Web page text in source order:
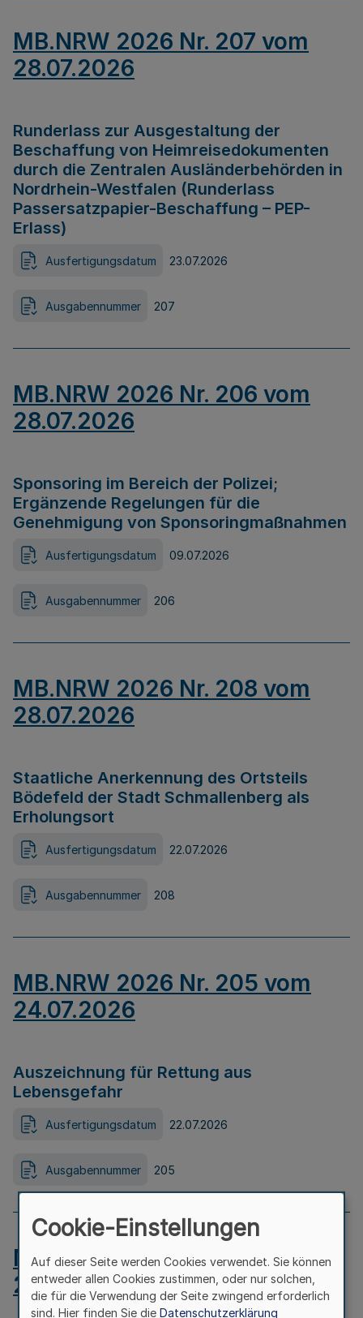
MB.NRW 2026 Nr. 207 vom
28.07.2026
Runderlass zur Ausgestaltung der
Beschaffung von Heimreisedokumenten
durch die Zentralen Ausländerbehörden in
Nordrhein-Westfalen (Runderlass
Passersatzpapier-Beschaffung – PEP-
Erlass)
Ausfertigungsdatum 23.07.2026
Ausgabennummer 207
MB.NRW 2026 Nr. 206 vom
28.07.2026
Sponsoring im Bereich der Polizei;
Ergänzende Regelungen für die
Genehmigung von Sponsoringmaßnahmen
Ausfertigungsdatum 09.07.2026
Ausgabennummer 206
MB.NRW 2026 Nr. 208 vom
28.07.2026
Staatliche Anerkennung des Ortsteils
Bödefeld der Stadt Schmallenberg als
Erholungsort
Ausfertigungsdatum 22.07.2026
Ausgabennummer 208
MB.NRW 2026 Nr. 205 vom
24.07.2026
Auszeichnung für Rettung aus
Lebensgefahr
Ausfertigungsdatum 22.07.2026
Ausgabennummer 205
MB.NRW 2026 Nr. 204 vom
24.07.2026
Cookie-Einstellungen
Auf dieser Seite werden Cookies verwendet. Sie können
entweder allen Cookies zustimmen, oder nur solchen,
die für die Verwendung der Seite zwingend erforderlich
sind. Hier finden Sie die Datenschutzerklärung